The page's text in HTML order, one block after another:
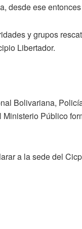
desde ese
y grupos
Libertador.
Bolivariana,
Público
a la sede del